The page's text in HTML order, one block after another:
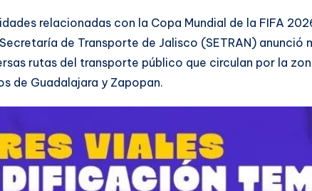
relacionadas con la Copa Mundial de la FIFA
de Transporte de Jalisco (SETRAN)
rutas del transporte público que circulan por la
de Guadalajara y Zapopan.